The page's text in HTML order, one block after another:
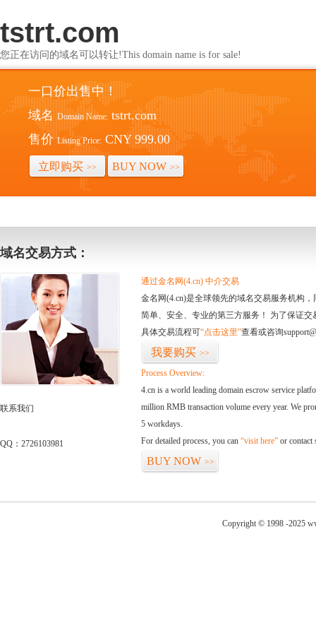
tstrt.com
您正在访问的域名可以转让!This domain name is for sale!
一口价出售中！
域名 Domain Name: tstrt.com
售价 Listing Price: CNY 999.00
立即购买 >> BUY NOW >>
域名交易方式：
联系我们
QQ：2726103981
通过金名网(4.cn) 中介交易
金名网(4.cn)是全球领先的域名交易服务机构
简单、安全、专业的第三方服务！ 为了保证
具体交易流程可“点击这里”查看或咨询
我要购买 >>
Process Overview:
4.cn is a world leading domain escrow service
million RMB transaction volume every year. We
5 workdays.
For detailed process, you can “visit here” or contact
BUY NOW >>
Copyright © 1998 -2025